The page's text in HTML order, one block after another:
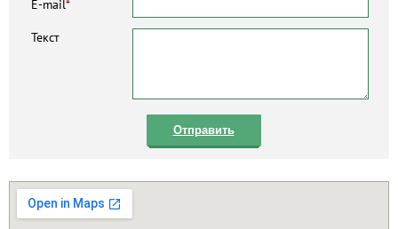
E-mail*
Текст
Отправить